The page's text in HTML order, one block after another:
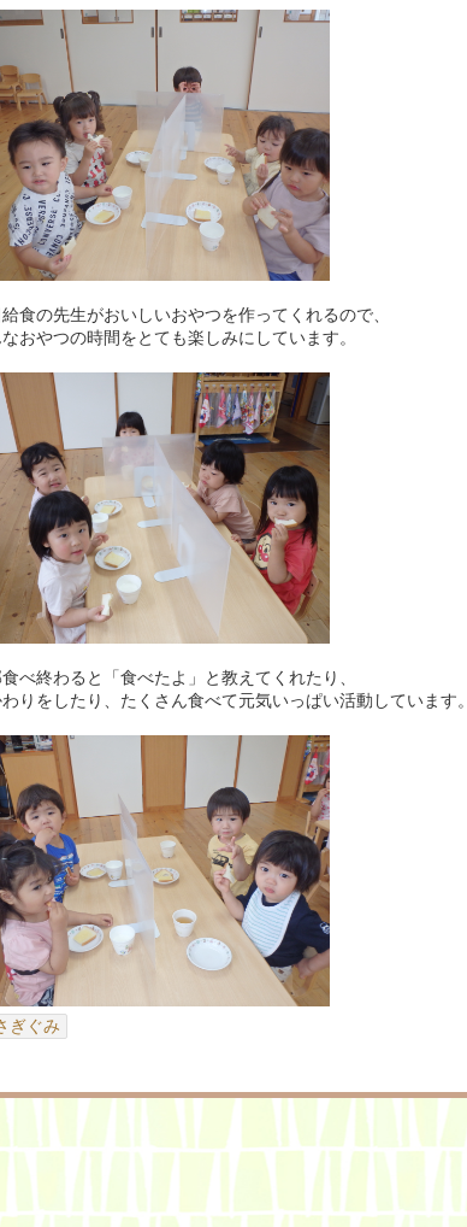
食の先生がおいしいおやつを作ってくれるので、
おやつの時間をとても楽しみにしています。
べ終わると「食べたよ」と教えてくれたり、
わりをしたり、たくさん食べて元気いっぱい活動しています
ぎぐみ